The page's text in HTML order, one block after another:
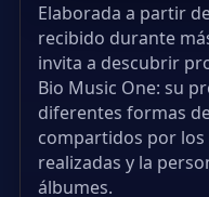
Elaborada a partir
recibido durante
invita a descubrir
Bio Music One: su
diferentes formas
compartidos por
realizadas y la
álbumes.